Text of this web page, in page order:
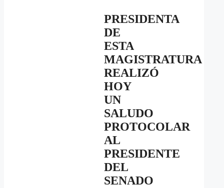
PRESIDENTA
DE
ESTA
MAGISTRATURA
REALIZÓ
HOY
UN
SALUDO
PROTOCOLAR
AL
PRESIDENTE
DEL
SENADO